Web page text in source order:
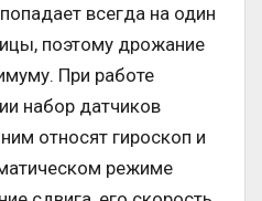
всегда на один
поэтому дрожание
При работе
набор датчиков
относят гироскоп и
режиме